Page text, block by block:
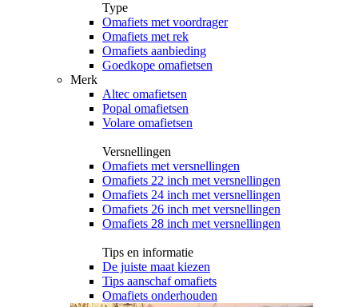
Type
Omafiets met voordrager
Omafiets met rek
Omafiets aanbieding
Goedkope omafietsen
Merk
Altec omafietsen
Popal omafietsen
Volare omafietsen
Versnellingen
Omafiets met versnellingen
Omafiets 22 inch met versnellingen
Omafiets 24 inch met versnellingen
Omafiets 26 inch met versnellingen
Omafiets 28 inch met versnellingen
Tips en informatie
De juiste maat kiezen
Tips aanschaf omafiets
Omafiets onderhouden